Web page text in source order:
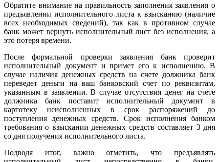
Обратите внимание на правильность заполнения заявления о
предъявлении исполнительного листа к взысканию (наличие
всех необходимых сведений), так как в противном случае
банк может вернуть исполнительный лист без исполнения, а
это потеря времени.
После формальной проверки заявления банк проверит
исполнительный документ и примет его к исполнению. В
случае наличия денежных средств на счете должника банк
переведет деньги на ваш банковский счет по реквизитам,
указанным в заявлении. В случае отсутствия денег на счете
должника банк поставит исполнительный документ в
картотеку неисполненных в срок распоряжений до
поступления денежных средств. Срок исполнения банком
требования о взыскании денежных средств составляет 3 дня
со дня получения исполнительного листа.
Подводя итог, важно отметить, что предъявлять